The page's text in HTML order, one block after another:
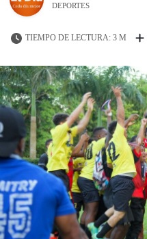
DEPORTES
TIEMPO DE LECTURA: 3 M